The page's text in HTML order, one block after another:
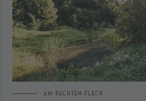
AM RECHTEN FLECK